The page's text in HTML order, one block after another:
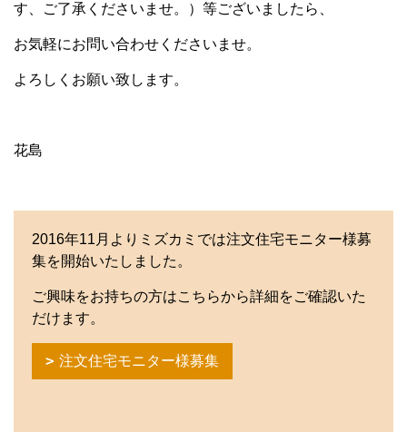
す、ご了承くださいませ。）等ございましたら、
お気軽にお問い合わせくださいませ。
よろしくお願い致します。
花島
2016年11月よりミズカミでは注文住宅モニター様募
集を開始いたしました。
ご興味をお持ちの方はこちらから詳細をご確認いた
だけます。
注文住宅モニター様募集